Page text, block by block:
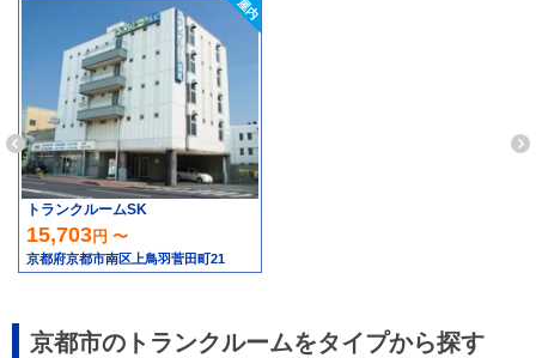
トランクルームSK
15,703円 〜
京都府京都市南区上鳥羽菅田町21
京都市のトランクルームをタイプから探す